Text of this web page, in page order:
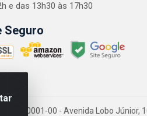
e das 13h30 às 17h30
Seguro
0001-00 - Avenida Lobo